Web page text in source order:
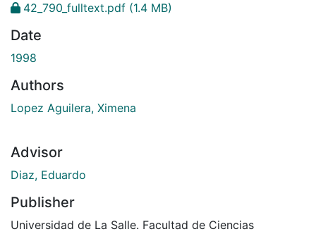
42_790_fulltext.pdf (1.4 MB)
Date
1998
Authors
Lopez Aguilera, Ximena
Advisor
Diaz, Eduardo
Publisher
Universidad de La Salle. Facultad de Ciencias